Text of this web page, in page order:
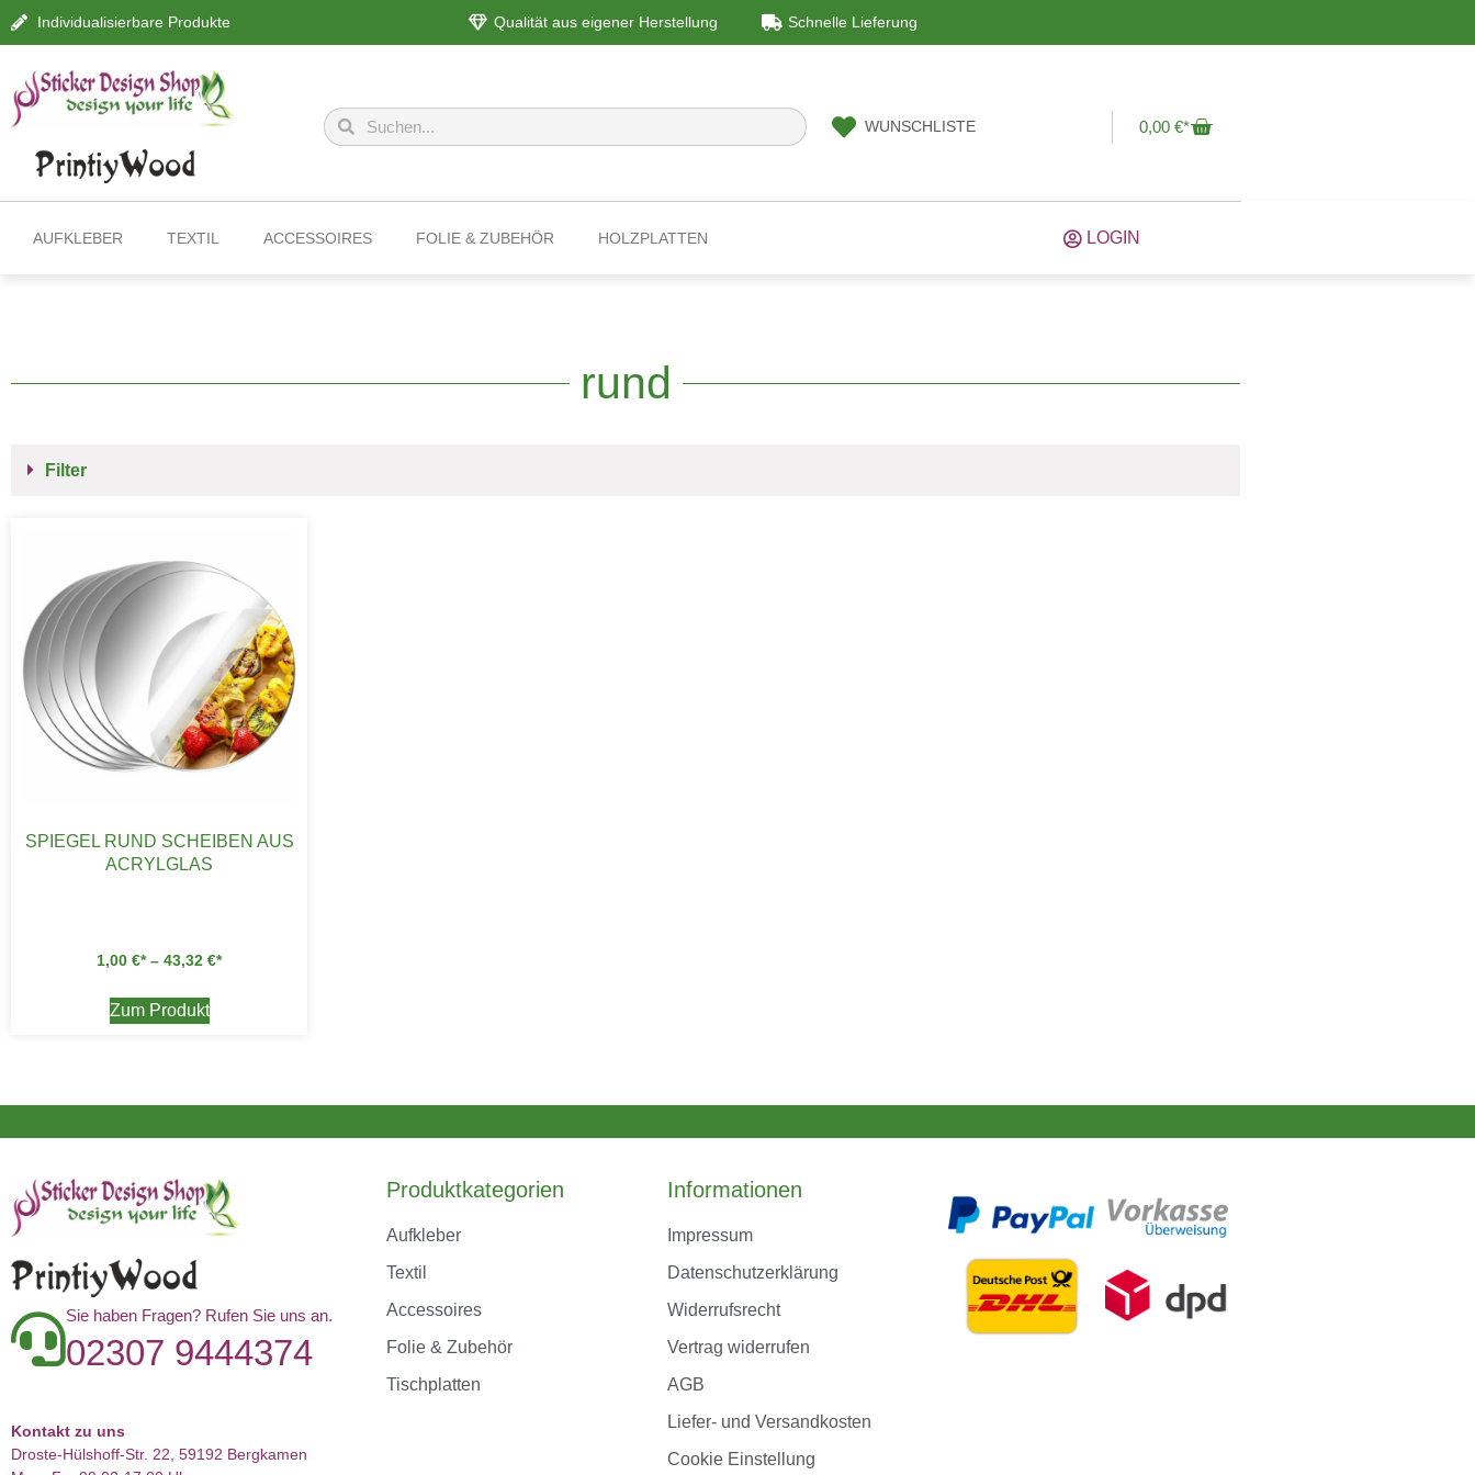
Individualisierbare Produkte Qualität aus eigener Herstellung Schnelle Lieferung
WUNSCHLISTE 0,00€
AUFKLEBER TEXTIL ACCESSOIRES FOLIE & ZUBEHÖR HOLZPLATTEN LOGIN
rund
Filter
SPIEGEL RUND SCHEIBEN AUS
ACRYLGLAS
1,00 € – 43,32 €
Zum Produkt
Sie haben Fragen? Rufen Sie uns an.
02307 9444374
Kontakt zu uns
Droste-Hülshoff-Str. 22, 59192 Bergkamen
Produktkategorien
Aufkleber
Textil
Accessoires
Folie & Zubehör
Tischplatten
Informationen
Impressum
Datenschutzerklärung
Widerrufsrecht
Vertrag widerrufen
AGB
Liefer- und Versandkosten
Cookie Einstellung